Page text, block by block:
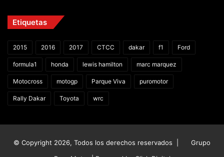
Etiquetas
2015 2016 2017 CTCC dakar f1 Ford
formula1 honda lewis hamilton marc marquez
Motocross motogp Parque Viva puromotor
Rally Dakar Toyota wrc
© Copyright 2026, Todos los derechos reservados |
Grupo